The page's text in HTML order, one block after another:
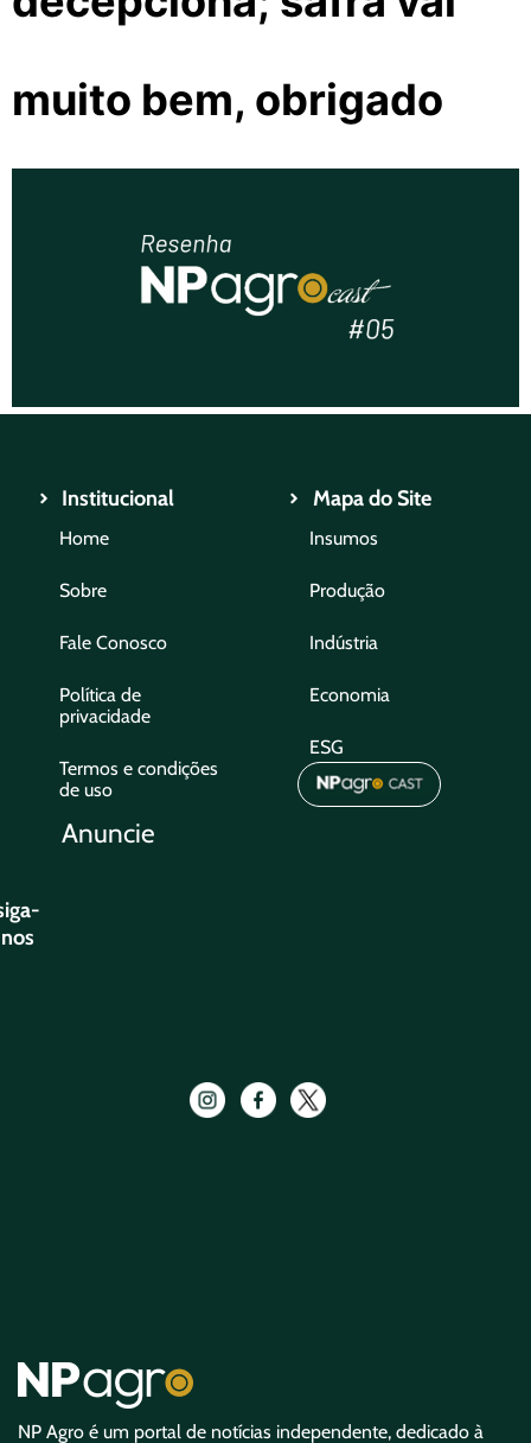
muito bem, obrigado
NP Agro é um portal de notícias independente, dedicado à
Institucional
Home
Sobre
Fale Conosco
Política de
privacidade
Termos e condições
de uso
Anuncie
Mapa do Site
Insumos
Produção
Indústria
Economia
ESG
nos